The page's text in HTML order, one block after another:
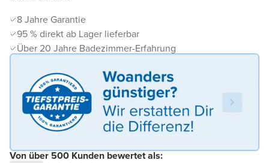
8 Jahre Garantie
95 % direkt ab Lager lieferbar
Über 20 Jahre Badezimmer-Erfahrung
Von über 500 Kunden bewertet als: